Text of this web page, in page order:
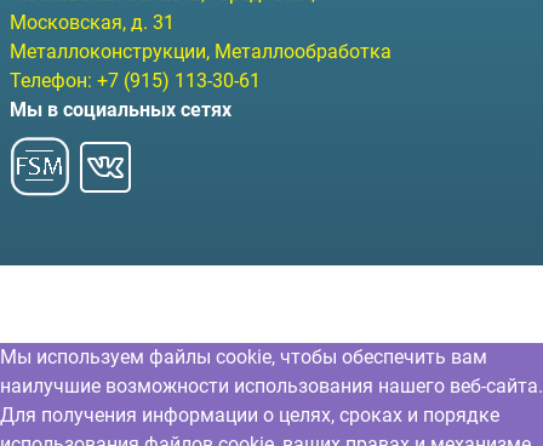
Московская, д. 31
Металлоконструкции, Металлообработка
Телефон: +7 (915) 113-30-61
Мы в социальных сетях
Мы используем файлы cookie, чтобы обеспечить вам
наилучшие возможности использования нашего веб-сайта.
Для получения информации о целях, сроках и порядке